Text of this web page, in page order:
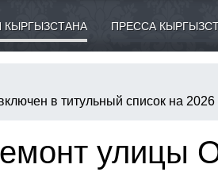
КЫРГЫЗСТАНА ПРЕССА
в титульный список на 2026
улицы